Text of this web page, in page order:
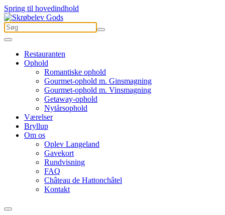
Spring til hovedindhold
Restauranten
Ophold
Romantiske ophold
Gourmet-ophold m. Ginsmagning
Gourmet-ophold m. Vinsmagning
Getaway-ophold
Nytårsophold
Værelser
Bryllup
Om os
Oplev Langeland
Gavekort
Rundvisning
FAQ
Château de Hattonchâtel
Kontakt